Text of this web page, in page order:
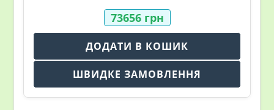
73656 грн
ДОДАТИ В КОШИК
ШВИДКЕ ЗАМОВЛЕННЯ